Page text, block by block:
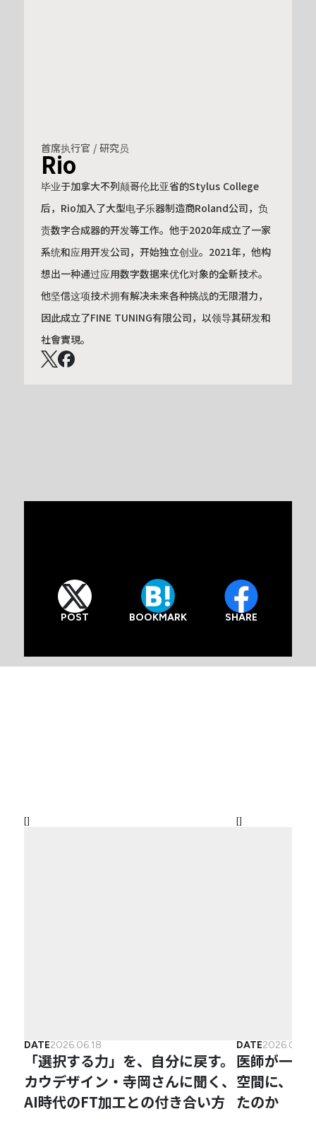
首席执行官 / 研究员
Rio
毕业于加拿大不列颠哥伦比亚省的Stylus College
后，Rio加入了大型电子乐器制造商Roland公司，负
责数字合成器的开发等工作。他于2020年成立了一家
系统和应用开发公司，开始独立创业。2021年，他构
想出一种通过应用数字数据来优化对象的全新技术。
他坚信这项技术拥有解决未来各种挑战的无限潜力，
因此成立了FINE TUNING有限公司，以领导其研发和
社會實現。
POST BOOKMARK SHARE
[]
DATE2026.06.18
「選択する力」を、自分に戻す。
カウデザイン・寺岡さんに聞く、
AI時代のFT加工との付き合い方
[]
DATE
医師が一か
空間に、な
たのか